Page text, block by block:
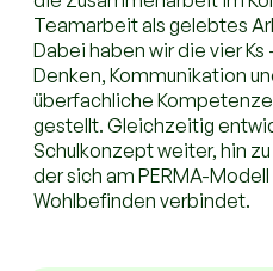
Teamarbeit als gelebtes
Dabei haben wir die vier
Denken, Kommunikation
überfachliche
gestellt. Gleichzeitig
Schulkonzept weiter, hin
der sich am PERMA-
Wohlbefinden verbindet.